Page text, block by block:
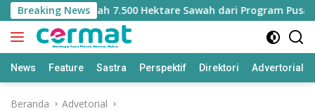
Langsung
ke
konten
Breaking NewsJatah 7.500 Hektare Sawah dari Program Pusat
News Feature Sastra Perspektif Direktori Advertorial
Beranda Advetorial